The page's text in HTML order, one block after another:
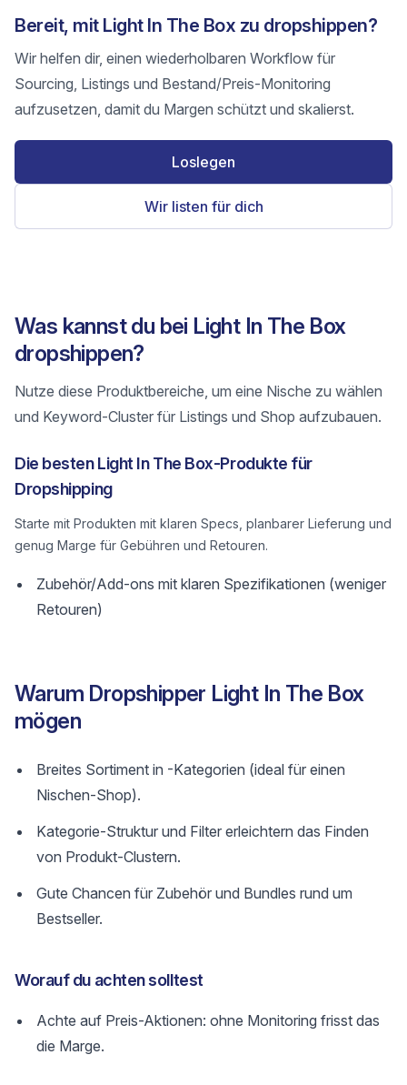
Bereit, mit Light In The Box zu dropshippen?
Wir helfen dir, einen wiederholbaren Workflow für
Sourcing, Listings und Bestand/Preis-Monitoring
aufzusetzen, damit du Margen schützt und skalierst.
Loslegen
Wir listen für dich
Was kannst du bei Light In The Box
dropshippen?
Nutze diese Produktbereiche, um eine Nische zu wählen
und Keyword-Cluster für Listings und Shop aufzubauen.
Die besten Light In The Box-Produkte für
Dropshipping
Starte mit Produkten mit klaren Specs, planbarer Lieferung und
genug Marge für Gebühren und Retouren.
Zubehör/Add-ons mit klaren Spezifikationen (weniger
Retouren)
Warum Dropshipper Light In The Box
mögen
Breites Sortiment in -Kategorien (ideal für einen
Nischen-Shop).
Kategorie-Struktur und Filter erleichtern das Finden
von Produkt-Clustern.
Gute Chancen für Zubehör und Bundles rund um
Bestseller.
Worauf du achten solltest
Achte auf Preis-Aktionen: ohne Monitoring frisst das
die Marge.